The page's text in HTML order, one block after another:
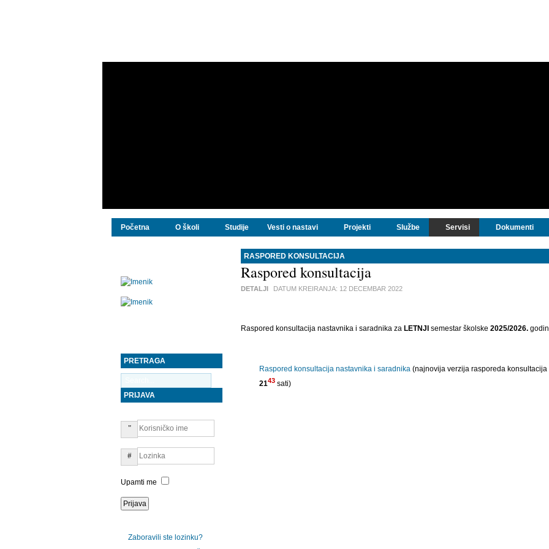
Početna O školi Studije Vesti o nastavi Projekti Službe Servisi Dokumenti
RASPORED KONSULTACIJA
Raspored konsultacija
DETALJI DATUM KREIRANJA: 12 DECEMBAR 2022
Raspored konsultacija nastavnika i saradnika za LETNJI semestar školske 2025/2026.
Raspored konsultacija nastavnika i saradnika (najnovija verzija rasporeda konsultacija
2143 sati)
PRETRAGA
PRIJAVA
Upamti me
Zaboravili ste lozinku?